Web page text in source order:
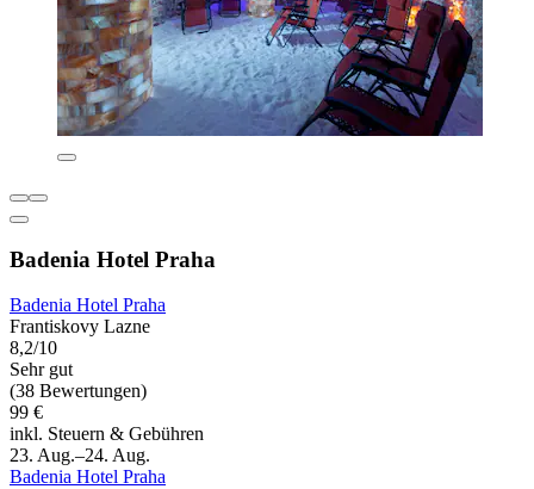
Badenia Hotel Praha
Badenia Hotel Praha
Frantiskovy Lazne
8,2/10
Sehr gut
(38 Bewertungen)
99 €
inkl. Steuern & Gebühren
23. Aug.–24. Aug.
Badenia Hotel Praha